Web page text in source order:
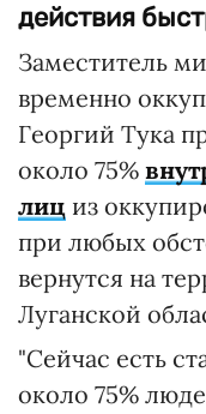
действия
Заместитель
временно
Георгий Тука
около 75%
лиц из
при любых
вернутся на
Луганской
"Сейчас есть
около 75%